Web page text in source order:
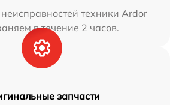
техники Ardor
в течение 2 часов.
запчасти